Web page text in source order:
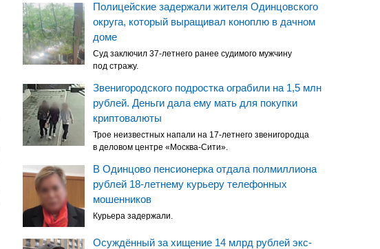
Полицейские задержали жителя Одинцовского
округа, который выращивал коноплю в дачном
доме
Суд заключил 37-летнего ранее судимого мужчину
под стражу.
Звенигородского подростка ограбили на 1,5 млн
рублей. Деньги дала ему мать для покупки
криптовалюты
Трое неизвестных напали на 17-летнего звенигородца
в деловом центре «Москва-Сити».
В Одинцово пенсионерка отдала полмиллиона
рублей 18-летнему курьеру телефонных
мошенников
Курьера задержали.
Осуждённый за хищение 14 млрд рублей экс-